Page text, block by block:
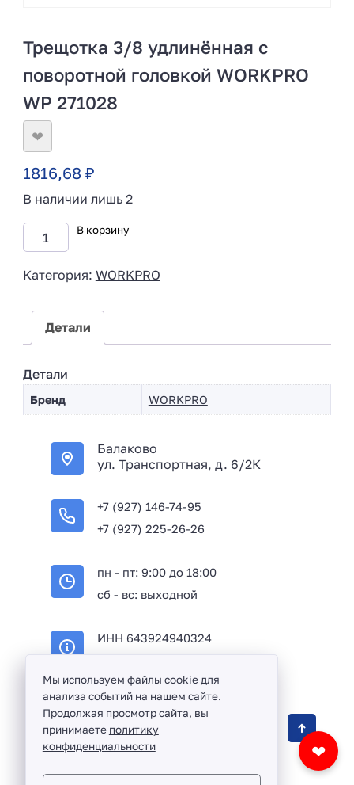
Трещотка 3/8 удлинённая с
поворотной головкой WORKPRO
WP 271028
❤
1816,68 ₽
В наличии лишь 2
В корзину
Категория: WORKPRO
Детали
Детали
Бренд WORKPRO
Балаково
ул. Транспортная, д. 6/2К
+7 (927) 146-74-95
+7 (927) 225-26-26
пн - пт: 9:00 до 18:00
сб - вс: выходной
ИНН 643924940324
❤
Оптовая продажа сантехники и комплектующих
в Балаково и Саратовской области ©
Мы используем файлы cookie для
анализа событий на нашем сайте.
Продолжая просмотр сайта, вы
принимаете политику
конфиденциальности